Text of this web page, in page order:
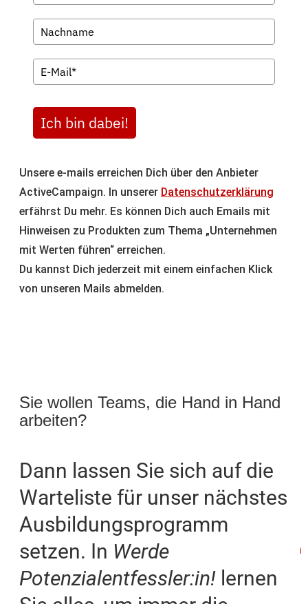
Ich bin dabei!
Unsere e-mails erreichen Dich über den Anbieter
ActiveCampaign. In unserer Datenschutzerklärung
erfährst Du mehr. Es können Dich auch Emails mit
Hinweisen zu Produkten zum Thema „Unternehmen
mit Werten führen“ erreichen.
Du kannst Dich jederzeit mit einem einfachen Klick
von unseren Mails abmelden.
Sie wollen Teams, die Hand in Hand
arbeiten?
Dann lassen Sie sich auf die
Warteliste für unser nächstes
Ausbildungsprogramm
setzen. In Werde
Potenzialentfessler:in! lernen